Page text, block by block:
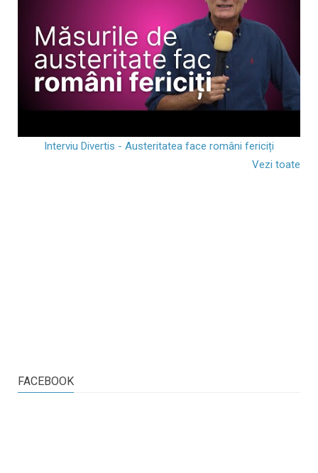
Interviu Divertis - Austeritatea face români fericiți
Vezi toate
FACEBOOK